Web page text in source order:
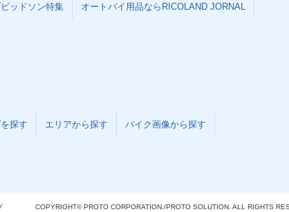
ッドソン特集 オートバイ用品ならRICOLAND JORNAL
探す エリアから探す バイク画像から探す
COPYRIGHT© PROTO CORPORATION./PROTO SOLUTION. ALL RIGHTS